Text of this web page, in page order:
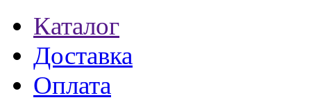
Каталог
Доставка
Оплата